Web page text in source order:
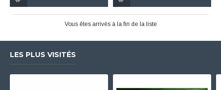
Vous êtes arrivés à la fin de la liste
LES PLUS VISITÉS